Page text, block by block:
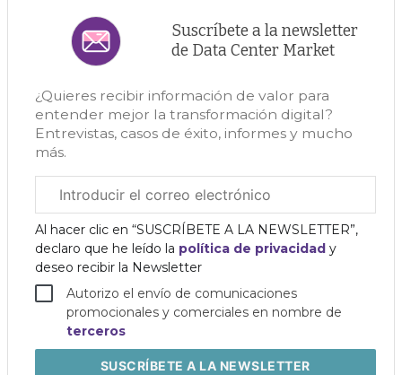
Suscríbete a la newsletter
de Data Center Market
¿Quieres recibir información de valor para
entender mejor la transformación digital?
Entrevistas, casos de éxito, informes y mucho
más.
electrónico
corporativo
Al hacer clic en “SUSCRÍBETE A LA NEWSLETTER”,
declaro que he leído la política de privacidad y
deseo recibir la Newsletter
Autorizo el envío de comunicaciones
promocionales y comerciales en nombre de
terceros
SUSCRÍBETEA LA NEWSLETTER